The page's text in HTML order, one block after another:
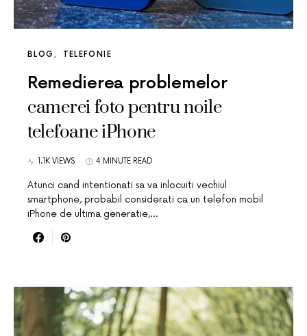
BLOG TELEFONIE
Remedierea problemelor
camerei foto pentru noile
telefoane iPhone
1.1K VIEWS 4 MINUTE READ
Atunci cand intentionati sa va inlocuiti vechiul
smartphone, probabil considerati ca un telefon mobil
iPhone de ultima generatie,…